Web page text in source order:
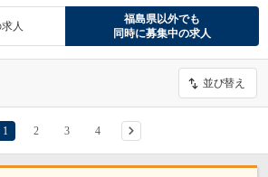
人
福島県以外でも
同時に募集中の求人
並び替え
1 2 3 4